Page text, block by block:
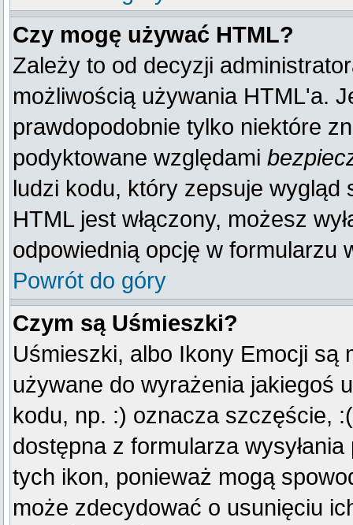
Czy mogę używać HTML?
Zależy to od decyzji
możliwością używania HTML'a.
prawdopodobnie tylko niektóre
podyktowane względami
ludzi kodu, który zepsuje wygląd
HTML jest włączony, możesz
odpowiednią opcję w formularzu
Powrót do góry
Czym są Uśmieszki?
Uśmieszki, albo Ikony Emocji są
używane do wyrażenia jakiegoś
kodu, np. :) oznacza szczęście,
dostępna z formularza
tych ikon, ponieważ mogą
może zdecydować o usunięciu